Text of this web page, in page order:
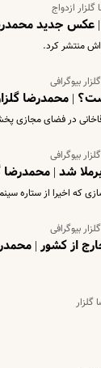
ازدواج
| عکس جدید
منتشر کرد.
بیوگرافی
| محمدرضا
در فضای
بیوگرافی
شد |
که اخیرا از ستاره
بیوگرافی
از کشور |